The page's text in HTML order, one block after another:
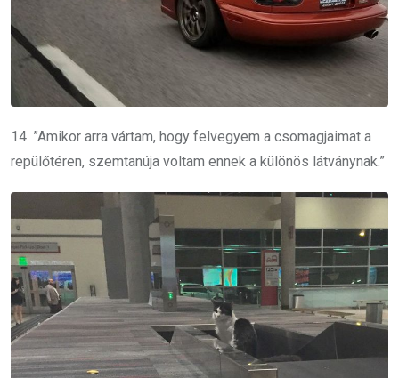
14. ”Amikor arra vártam, hogy felvegyem a csomagjaimat a
repülőtéren, szemtanúja voltam ennek a különös látványnak.”